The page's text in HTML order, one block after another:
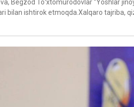
Begzod Toʻxtomurodovlar “Yoshlar
bilan ishtirok etmoqda.Xalqaro tajriba,